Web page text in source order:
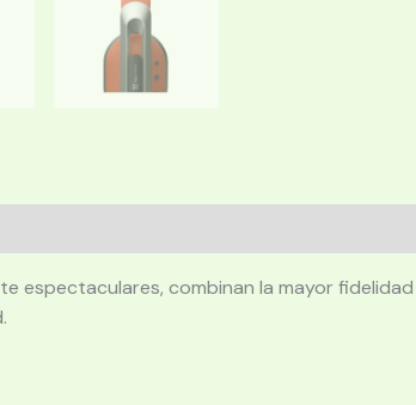
espectaculares, combinan la mayor